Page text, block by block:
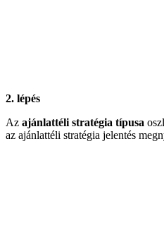
2. lépés
Az ajánlattéli stratégia típusa
az ajánlattéli stratégia jelentés